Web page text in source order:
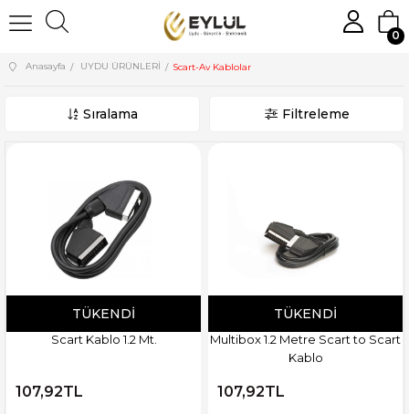
0
Anasayfa UYDU ÜRÜNLERİ Scart-Av Kablolar
Filtreleme
Sıralama
TÜKENDI
Scart Kablo 1.2 Mt.
107,92TL
TÜKENDI
Multibox 1.2 Metre Scart to Scart
Kablo
107,92TL